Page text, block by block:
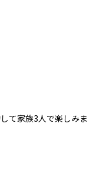
て家族3人で楽しみま